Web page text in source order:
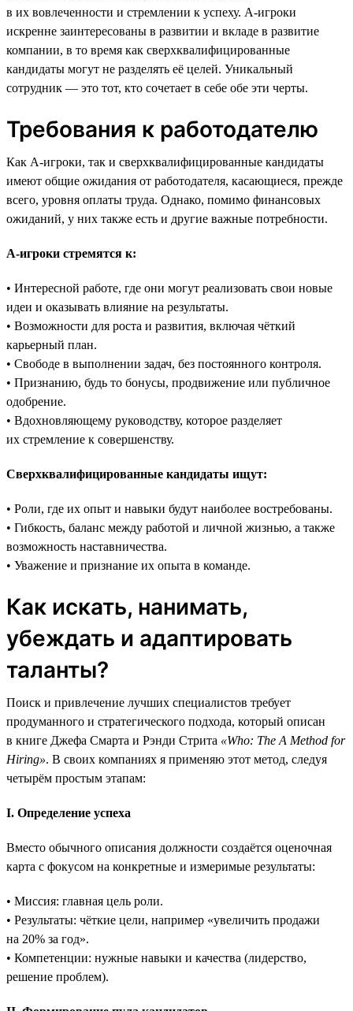
в их вовлеченности и стремлении к успеху. A-игроки
искренне заинтересованы в развитии и вкладе в развитие
компании, в то время как сверхквалифицированные
кандидаты могут не разделять её целей. Уникальный
сотрудник — это тот, кто сочетает в себе обе эти черты.
Требования к работодателю
Как А-игроки, так и сверхквалифицированные кандидаты
имеют общие ожидания от работодателя, касающиеся, прежде
всего, уровня оплаты труда. Однако, помимо финансовых
ожиданий, у них также есть и другие важные потребности.
А-игроки стремятся к:
• Интересной работе, где они могут реализовать свои новые
идеи и оказывать влияние на результаты.
• Возможности для роста и развития, включая чёткий
карьерный план.
• Свободе в выполнении задач, без постоянного контроля.
• Признанию, будь то бонусы, продвижение или публичное
одобрение.
• Вдохновляющему руководству, которое разделяет
их стремление к совершенству.
Сверхквалифицированные кандидаты ищут:
• Роли, где их опыт и навыки будут наиболее востребованы.
• Гибкость, баланс между работой и личной жизнью, а также
возможность наставничества.
• Уважение и признание их опыта в команде.
Как искать, нанимать,
убеждать и адаптировать
таланты?
Поиск и привлечение лучших специалистов требует
продуманного и стратегического подхода, который описан
в книге Джефа Смарта и Рэнди Стрита «Who: The A Method for
Hiring». В своих компаниях я применяю этот метод, следуя
четырём простым этапам:
I. Определение успеха
Вместо обычного описания должности создаётся оценочная
карта с фокусом на конкретные и измеримые результаты:
• Миссия: главная цель роли.
• Результаты: чёткие цели, например «увеличить продажи
на 20% за год».
• Компетенции: нужные навыки и качества (лидерство,
решение проблем).